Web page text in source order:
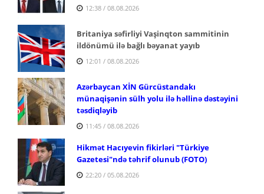
12:38 / 08.08.2026
Britaniya səfirliyi Vaşinqton sammitinin
ildönümü ilə bağlı bəyanat yayıb
12:01 / 08.08.2026
Azərbaycan XİN Gürcüstandakı
münaqişənin sülh yolu ilə həllinə dəstəyini
təsdiqləyib
11:45 / 08.08.2026
Hikmət Hacıyevin fikirləri "Türkiye
Gazetesi"ndə təhrif olunub (FOTO)
22:20 / 05.08.2026